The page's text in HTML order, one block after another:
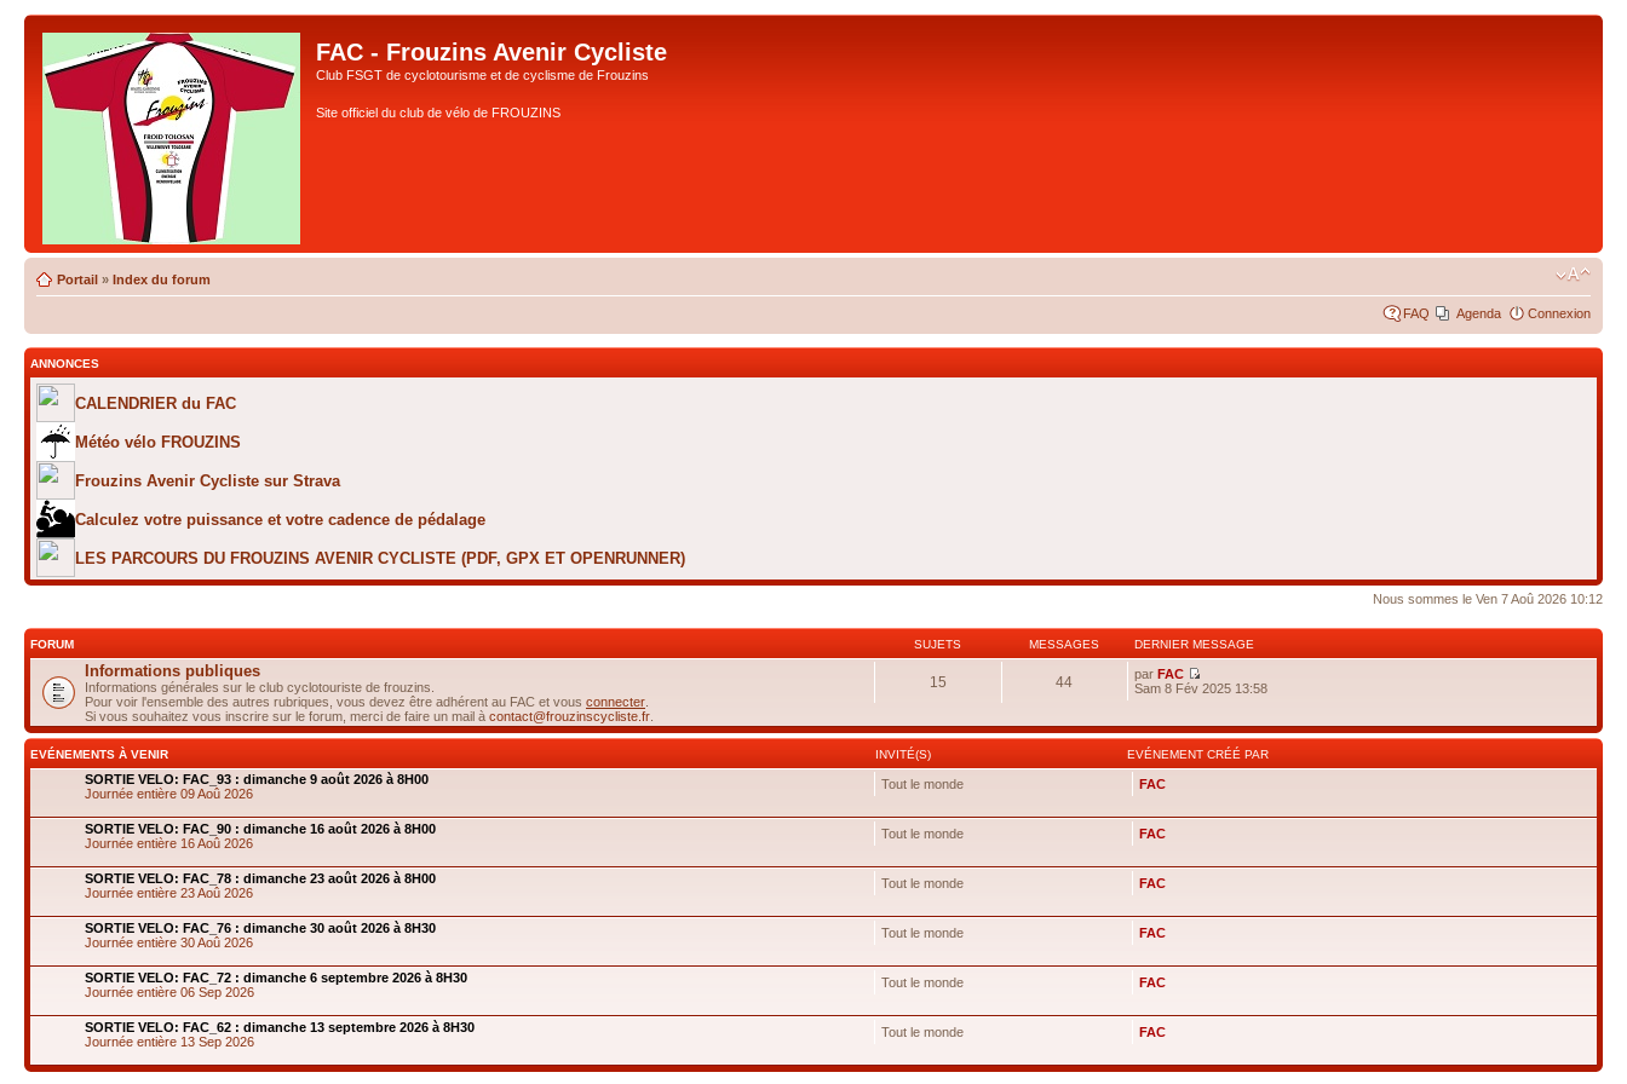
FAC - Frouzins Avenir Cycliste
Club FSGT de cyclotourisme et de cyclisme de Frouzins
Site officiel du club de vélo de FROUZINS
Portail » Index du forum
FAQ Agenda Connexion
ANNONCES
CALENDRIER du FAC
Météo vélo FROUZINS
Frouzins Avenir Cycliste sur Strava
Calculez votre puissance et votre cadence de pédalage
LES PARCOURS DU FROUZINS AVENIR CYCLISTE (PDF, GPX ET OPENRUNNER)
Nous sommes le Ven 7 Aoû 2026 10:12
FORUM SUJETS MESSAGES DERNIER MESSAGE
Informations publiques
Informations générales sur le club cyclotouriste de frouzins.
Pour voir l'ensemble des autres rubriques, vous devez être adhérent au FAC et vous connecter
Si vous souhaitez vous inscrire sur le forum, merci de faire un mail à contact@frouzinscycliste.fr
15 44 parFAC
Sam 8 Fév 2025 13:58
EVÉNEMENTS À VENIR INVITÉ(S) EVÉNEMENT CRÉÉ PAR
SORTIE VELO: FAC_93 : dimanche 9 août 2026 à 8H00
Journée entière 09 Aoû 2026
Tout le monde FAC
SORTIE VELO: FAC_90 : dimanche 16 août 2026 à 8H00
Journée entière 16 Aoû 2026
Tout le monde FAC
SORTIE VELO: FAC_78 : dimanche 23 août 2026 à 8H00
Journée entière 23 Aoû 2026
Tout le monde FAC
SORTIE VELO: FAC_76 : dimanche 30 août 2026 à 8H30
Journée entière 30 Aoû 2026
Tout le monde FAC
SORTIE VELO: FAC_72 : dimanche 6 septembre 2026 à 8H30
Journée entière 06 Sep 2026
Tout le monde FAC
SORTIE VELO: FAC_62 : dimanche 13 septembre 2026 à 8H30
Journée entière 13 Sep 2026
Tout le monde FAC